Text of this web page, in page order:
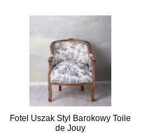
Fotel Uszak Styl Barokowy Toile
de Jouy